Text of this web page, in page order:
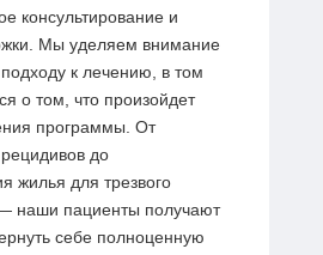
консультирование и
Мы уделяем внимание
к лечению, в том
о том, что произойдет
программы. От
до
жилья для трезвого
наши пациенты получают
себе полноценную